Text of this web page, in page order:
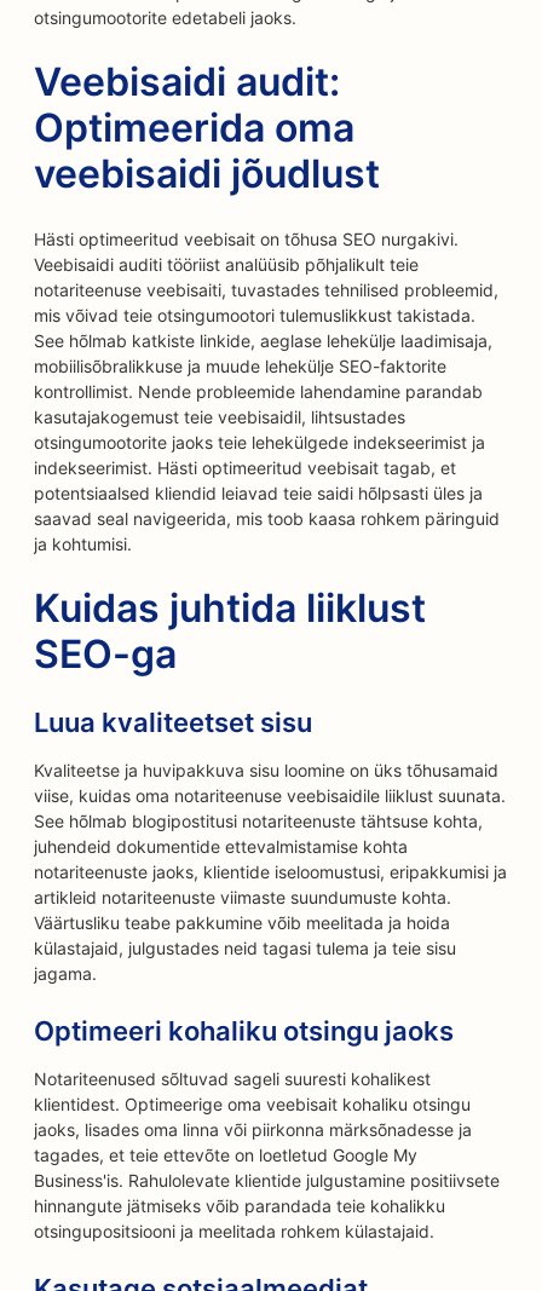
otsingumootorite edetabeli jaoks.
Veebisaidi audit:
Optimeerida oma
veebisaidi jõudlust
Hästi optimeeritud veebisait on tõhusa SEO nurgakivi.
Veebisaidi auditi tööriist analüüsib põhjalikult teie
notariteenuse veebisaiti, tuvastades tehnilised probleemid,
mis võivad teie otsingumootori tulemuslikkust takistada.
See hõlmab katkiste linkide, aeglase lehekülje laadimisaja,
mobiilisõbralikkuse ja muude lehekülje SEO-faktorite
kontrollimist. Nende probleemide lahendamine parandab
kasutajakogemust teie veebisaidil, lihtsustades
otsingumootorite jaoks teie lehekülgede indekseerimist ja
indekseerimist. Hästi optimeeritud veebisait tagab, et
potentsiaalsed kliendid leiavad teie saidi hõlpsasti üles ja
saavad seal navigeerida, mis toob kaasa rohkem päringuid
ja kohtumisi.
Kuidas juhtida liiklust
SEO-ga
Luua kvaliteetset sisu
Kvaliteetse ja huvipakkuva sisu loomine on üks tõhusamaid
viise, kuidas oma notariteenuse veebisaidile liiklust suunata.
See hõlmab blogipostitusi notariteenuste tähtsuse kohta,
juhendeid dokumentide ettevalmistamise kohta
notariteenuste jaoks, klientide iseloomustusi, eripakkumisi ja
artikleid notariteenuste viimaste suundumuste kohta.
Väärtusliku teabe pakkumine võib meelitada ja hoida
külastajaid, julgustades neid tagasi tulema ja teie sisu
jagama.
Optimeeri kohaliku otsingu jaoks
Notariteenused sõltuvad sageli suuresti kohalikest
klientidest. Optimeerige oma veebisait kohaliku otsingu
jaoks, lisades oma linna või piirkonna märksõnadesse ja
tagades, et teie ettevõte on loetletud Google My
Business'is. Rahulolevate klientide julgustamine positiivsete
hinnangute jätmiseks võib parandada teie kohalikku
otsingupositsiooni ja meelitada rohkem külastajaid.